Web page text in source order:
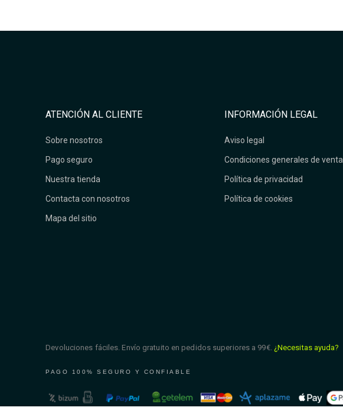
ATENCIÓN AL CLIENTE
Sobre nosotros
Pago seguro
Nuestra tienda
Contacta con nosotros
Mapa del sitio
INFORMACIÓN LEGAL
Aviso legal
Condiciones generales de venta
Política de privacidad
Política de cookies
Devoluciones fáciles. Envío gratuito en pedidos superiores a 99€. ¿Necesitas ayuda?
PAGO 100% SEGURO Y CONFIABLE